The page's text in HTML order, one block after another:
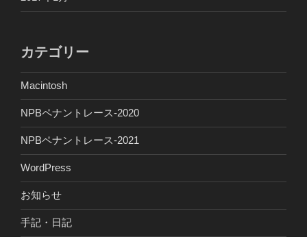
カテゴリー
Macintosh
NPBペナントレース-2020
NPBペナントレース-2021
WordPress
お知らせ
手記・日記